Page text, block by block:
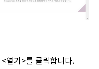
<열기>를 클릭합니다.